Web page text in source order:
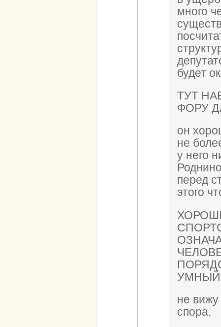
много
будет
ТУТ
ФОРУ
он
не
у него
перед
этого
УМНЫЙ
не
спора.